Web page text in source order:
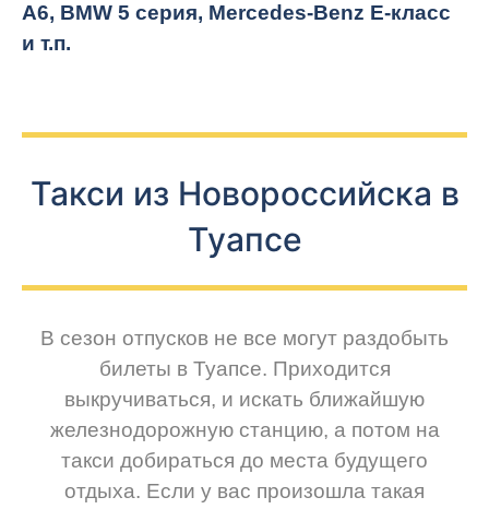
A6, BMW 5 серия, Mercedes-Benz E-класс
и т.п.
Такси из Новороссийска в
Туапсе
В сезон отпусков не все могут раздобыть
билеты в Туапсе. Приходится
выкручиваться, и искать ближайшую
железнодорожную станцию, а потом на
такси добираться до места будущего
отдыха. Если у вас произошла такая